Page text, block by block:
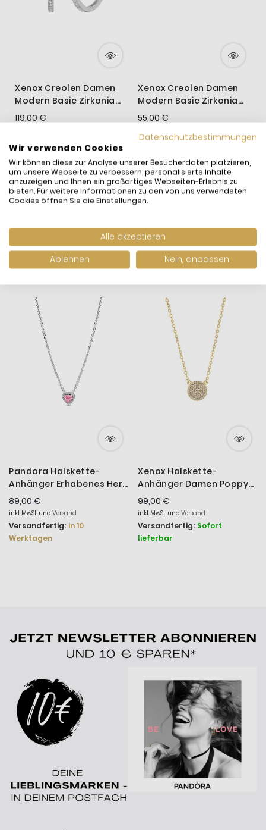
Xenox Creolen Damen
Modern Basic Zirkonia
Silber 25 mm XS10355
119,00 €
Versandfertig:
Sofort
Xenox Creolen Damen
Modern Basic Zirkonia
Silber Vergoldet
XS10350G
55,00 €
Versandfertig: in 10
PRODUKTE GEFUNDEN,
DIE IHNEN GEFALLEN
KÖNNTEN!
Pandora Halskette-
Anhänger Erhabenes Herz
Rosa Silber 45 cm
398425C02
89,00 €
inkl. MwSt. und Versand
Versandfertig: in 10
Werktagen
Xenox Halskette-
Anhänger Damen Poppy
Glitz Silber Vergoldet
XS10002G
99,00 €
inkl. MwSt. und Versand
Versandfertig: Sofort
lieferbar
Datenschutzbestimmungen
Wir verwenden Cookies
Wir können diese zur Analyse unserer Besucherdaten platzieren,
um unsere Webseite zu verbessern, personalisierte Inhalte
anzuzeigen und Ihnen ein großartiges Webseiten-Erlebnis zu
bieten. Für weitere Informationen zu den von uns verwendeten
Cookies öffnen Sie die Einstellungen.
Alle akzeptieren
Ablehnen
Nein, anpassen